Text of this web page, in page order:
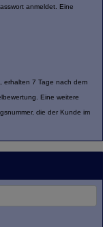
anmeldet. Eine
erhalten 7 Tage nach dem
Eine weitere
die der Kunde im